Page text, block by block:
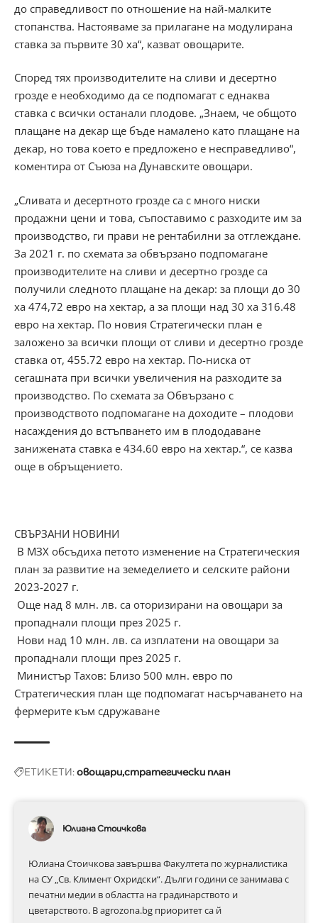
до справедливост по отношение на най-малките
стопанства. Настояваме за прилагане на модулирана
ставка за първите 30 ха“, казват овощарите.
Според тях производителите на сливи и десертно
грозде е необходимо да се подпомагат с еднаква
ставка с всички останали плодове. „Знаем, че общото
плащане на декар ще бъде намалено като плащане на
декар, но това което е предложено е несправедливо“,
коментира от Съюза на Дунавските овощари.
„Сливата и десертното грозде са с много ниски
продажни цени и това, съпоставимо с разходите им за
производство, ги прави не рентабилни за отглеждане.
За 2021 г. по схемата за обвързано подпомагане
производителите на сливи и десертно грозде са
получили следното плащане на декар: за площи до 30
ха 474,72 евро на хектар, а за площи над 30 ха 316.48
евро на хектар. По новия Стратегически план е
заложено за всички площи от сливи и десертно грозде
ставка от, 455.72 евро на хектар. По-ниска от
сегашната при всички увеличения на разходите за
производство. По схемата за Обвързано с
производството подпомагане на доходите – плодови
насаждения до встъпването им в плододаване
занижената ставка е 434.60 евро на хектар.“, се казва
още в обръщението.
СВЪРЗАНИ НОВИНИ
В МЗХ обсъдиха петото изменение на Стратегическия
план за развитие на земеделието и селските райони
2023-2027 г.
Още над 8 млн. лв. са оторизирани на овощари за
пропаднали площи през 2025 г.
Нови над 10 млн. лв. са изплатени на овощари за
пропаднали площи през 2025 г.
Министър Тахов: Близо 500 млн. евро по
Стратегическия план ще подпомагат насърчаването на
фермерите към сдружаване
ЕТИКЕТИ:овощаристратегически план
Юлиана Стоичкова
Юлиана Стоичкова завършва Факултета по журналистика
на СУ „Св. Климент Охридски“. Дълги години се занимава с
печатни медии в областта на градинарството и
цветарството. В agrozona.bg приоритет са й